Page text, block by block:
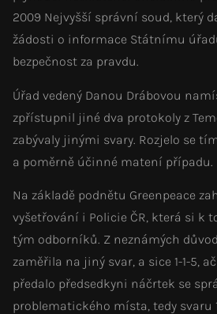
2009 Nejvyšší správní soud, který
žádosti o informace Státnímu
bezpečnost za pravdu.
Úřad vedený Danou Drábovou
zpřístupnil jiné dva protokoly z
zabývaly jinými svary. Rozjelo se
a poměrně účinné matení případu.
Na základě podnětu Greenpeace
vyšetřování i Policie ČR, která si k
tým odborníků. Z neznámých
zaměřila na jiný svar, a sice 1-1-5,
předalo předsedkyni náčrtek se
problematického místa, tedy svaru